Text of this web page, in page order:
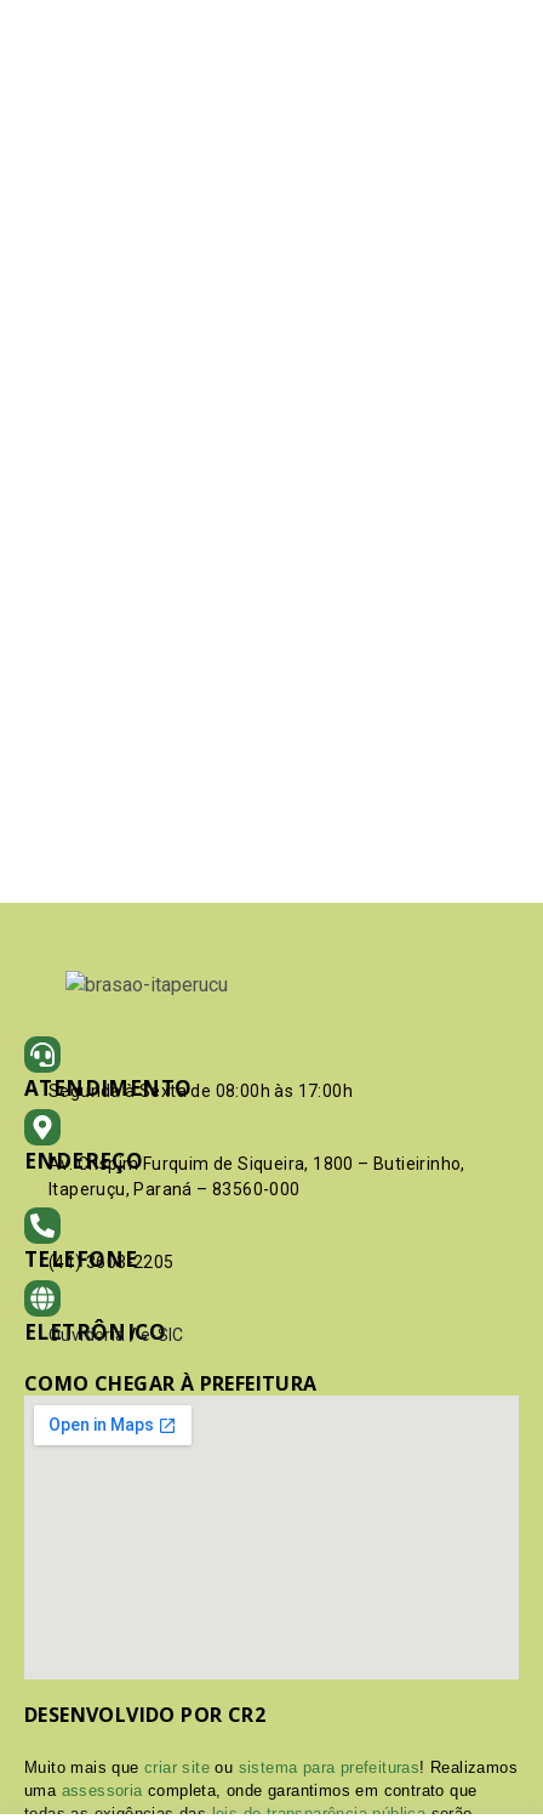
ATENDIMENTO
Segunda à Sexta de 08:00h às 17:00h
ENDEREÇO
Av. Crispim Furquim de Siqueira, 1800 – Butieirinho,
Itaperuçu, Paraná – 83560-000
TELEFONE
(41) 3603-2205
ELETRÔNICO
Ouvidoria / e-SIC
COMO CHEGAR À PREFEITURA
DESENVOLVIDO POR CR2
Muito mais quecriar site ou sistema para prefeituras! Realizamos
uma assessoria completa, onde garantimos em contrato que
todas as exigências dasleis de transparência públicaserão